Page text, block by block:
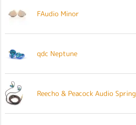
FAudio Minor
qdc Neptune
Reecho & Peacock Audio Spring